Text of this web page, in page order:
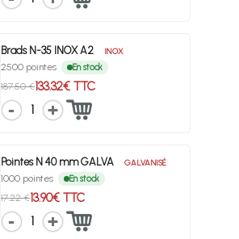
Brads N-35 INOX A2 INOX
2500 pointes En stock
187.50 €133.32€ TTC
1
Pointes N 40 mm GALVA GALVANISÉ
1000 pointes En stock
17.22 €13.90€ TTC
1